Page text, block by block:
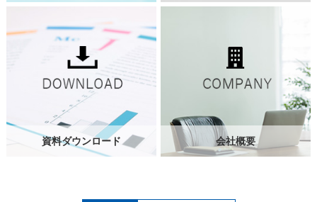
資料ダウンロード 会社概要